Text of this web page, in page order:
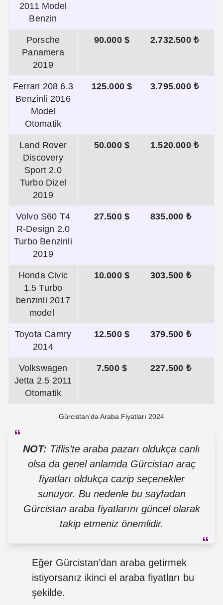
2011 Model
Benzin
Porsche
Panamera
2019
90.000 $ 2.732.500 ₺
Ferrari 208 6.3
Benzinli 2016
Model
Otomatik
125.000 $ 3.795.000 ₺
Land Rover
Discovery
Sport 2.0
Turbo Dizel
2019
50.000 $ 1.520.000 ₺
Volvo S60 T4
R-Design 2.0
Turbo Benzinli
2019
27.500 $ 835.000 ₺
Honda Civic
1.5 Turbo
benzinli 2017
model
10.000 $ 303.500 ₺
Toyota Camry
2014
12.500 $ 379.500 ₺
Volkswagen
Jetta 2.5 2011
Otomatik
7.500 $ 227.500 ₺
Gürcistan’da Araba Fiyatları 2024
NOT: Tiflis’te araba pazarı oldukça canlı
olsa da genel anlamda Gürcistan araç
fiyatları oldukça cazip seçenekler
sunuyor. Bu nedenle bu sayfadan
Gürcistan araba fiyatlarını güncel olarak
takip etmeniz önemlidir.
Eğer Gürcistan’dan araba getirmek
istiyorsanız ikinci el araba fiyatları bu
şekilde.